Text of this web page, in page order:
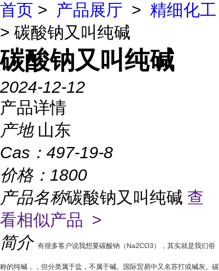
首页 > 产品展厅 > 精细化工
> 碳酸钠又叫纯碱
碳酸钠又叫纯碱
2024-12-12
产品详情
产地 山东
Cas： 497-19-8
价格： 1800
产品名称碳酸钠又叫纯碱 查
看相似产品 >
简介 有很多客户说我想要碳酸钠（Na2CO3），其实就是我们俗
称的纯碱， ，但分类属于盐，不属于碱。 国际贸易中又名苏打或碱灰。碳